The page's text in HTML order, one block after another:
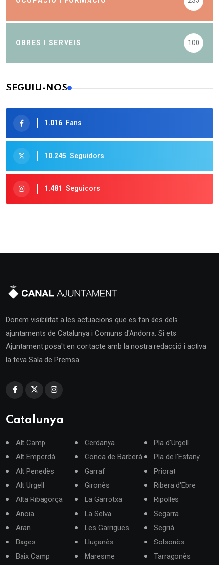
OBRES I SERVEIS 100
SEGUIU-NOS
1.016 Fans
10.245 Seguidors
1.481 Seguidors
Donem visibilitat a les actuacions que es fan des dels
ajuntaments de Catalunya i Comuns d'Andorra. Si ets
Ajuntament posa't en contacte amb la nostra redacció i activa
la teva Sala de Premsa.
Catalunya
Alt Camp
Alt Empordà
Alt Penedès
Alt Urgell
Alta Ribagorça
Anoia
Aran
Bages
Baix Camp
Cerdanya
Conca de Barberà
Garraf
Gironès
La Garrotxa
La Selva
Les Garrigues
Lluçanès
Maresme
Pla d'Urgell
Pla de l'Estany
Priorat
Ribera d'Ebre
Ripollès
Segarra
Segrià
Solsonès
Tarragonès